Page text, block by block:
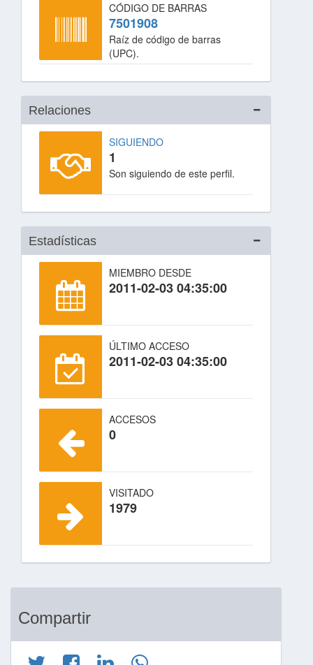
CÓDIGO DE BARRAS
7501908
Raíz de código de barras
(UPC).
Relaciones
SIGUIENDO
1
Son siguiendo de este perfil.
Estadísticas
MIEMBRO DESDE
2011-02-03 04:35:00
ÚLTIMO ACCESO
2011-02-03 04:35:00
ACCESOS
0
VISITADO
1979
Compartir